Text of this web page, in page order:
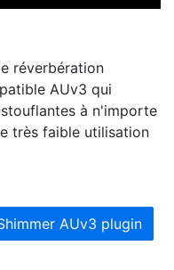
réverbération
AUv3 qui
à n'importe
très faible utilisation
AUv3 plugin